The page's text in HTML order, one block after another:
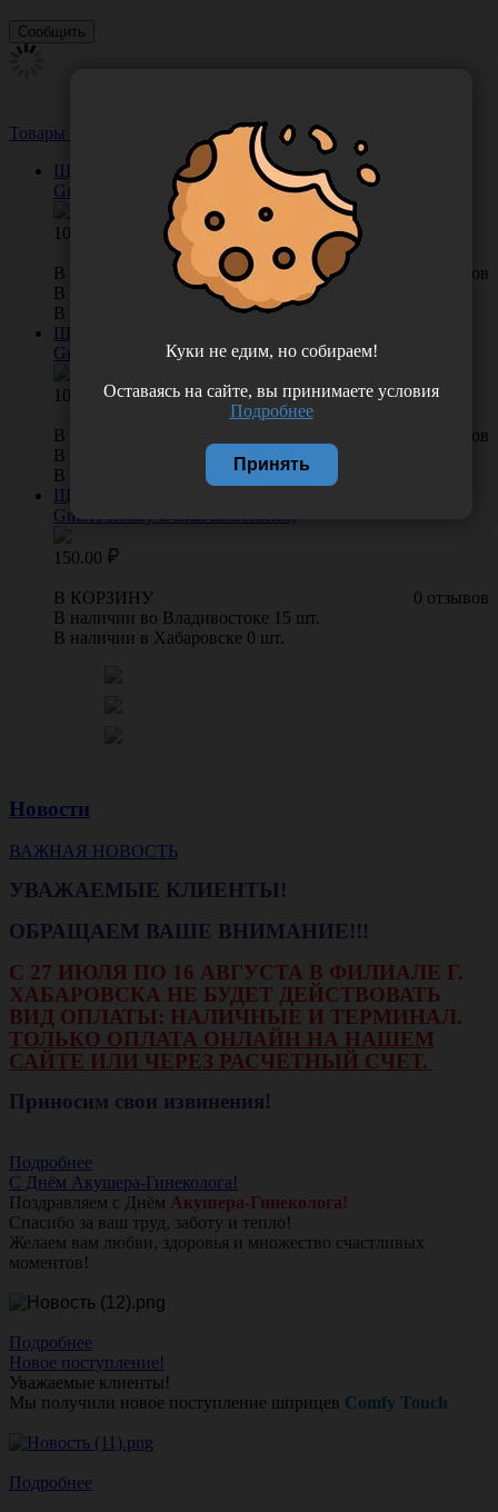
Товары из этой категории
Посмотреть все
Щетка Prophylaxe средняя P1254, Германия (NTI-Kahla
GmbH Rotary Dental Instruments)
104.00
0 отзывов
В КОРЗИНУ
В наличии во Владивостоке 25 шт.
В наличии в Хабаровске 0 шт.
Щетка Prophylaxe средняя P1255, Германия (NTI-Kahla
GmbH Rotary Dental Instruments)
102.00
0 отзывов
В КОРЗИНУ
В наличии во Владивостоке 1 шт.
В наличии в Хабаровске 0 шт.
Щетка Prophylaxe жесткая P1477, Германия (NTI-Kahla
GmbH Rotary Dental Instruments)
150.00
0 отзывов
В КОРЗИНУ
В наличии во Владивостоке 15 шт.
В наличии в Хабаровске 0 шт.
Новости
ВАЖНАЯ НОВОСТЬ
УВАЖАЕМЫЕ КЛИЕНТЫ!
ОБРАЩАЕМ ВАШЕ ВНИМАНИЕ!!!
С 27 ИЮЛЯ ПО 16 АВГУСТА В ФИЛИАЛЕ Г.
ХАБАРОВСКА НЕ БУДЕТ ДЕЙСТВОВАТЬ
ВИД ОПЛАТЫ: НАЛИЧНЫЕ И ТЕРМИНАЛ.
ТОЛЬКО ОПЛАТА ОНЛАЙН НА НАШЕМ
САЙТЕ ИЛИ ЧЕРЕЗ РАСЧЕТНЫЙ СЧЕТ.
Приносим свои извинения!
Подробнее
С Днём Акушера-Гинеколога!
Поздравляем с Днём Акушера-Гинеколога!
Спасибо за ваш труд, заботу и тепло!
Желаем вам любви, здоровья и множество счастливых
моментов!
Подробнее
Новое поступление!
Уважаемые клиенты!
Мы получили новое поступление шприцев Comfy Touch
Подробнее
Куки не едим, но собираем!
Оставаясь на сайте, вы принимаете условия
Подробнее
Принять